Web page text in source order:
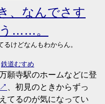
、なんでさす
……。
けどなんもわからん。
鉄道むすめ
願寺駅のホームなどに登
、初見のときからずっ
てるのが気になってい